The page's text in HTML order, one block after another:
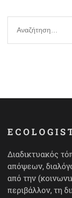
Αναζήτηση
για:
Διαδικτυακός
απόψεων,
από την
περιβάλλον, τη